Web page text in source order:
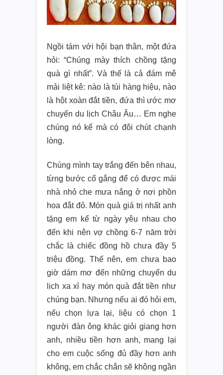
Ngồi tám với hội bạn thân, một đứa
hỏi: “Chúng mày thích chồng tặng
quà gì nhất”. Và thế là cả đám mê
mải liệt kê: nào là túi hàng hiệu, nào
là hột xoàn đắt tiền, đứa thì ước mơ
chuyến du lịch Châu Âu… Em nghe
chúng nó kể mà có đôi chút chạnh
lòng.
Chúng mình tay trắng đến bên nhau,
từng bước cố gắng để có được mái
nhà nhỏ che mưa nắng ở nơi phồn
hoa đắt đỏ. Món quà giá trị nhất anh
tặng em kể từ ngày yêu nhau cho
đến khi nên vợ chồng 6-7 năm trời
chắc là chiếc đồng hồ chưa đầy 5
triệu đồng. Thế nên, em chưa bao
giờ dám mơ đến những chuyến du
lịch xa xỉ hay món quà đắt tiền như
chúng bạn. Nhưng nếu ai đó hỏi em,
nếu chọn lựa lại, liệu có chọn 1
người đàn ông khác giỏi giang hơn
anh, nhiều tiền hơn anh, mang lại
cho em cuộc sống đủ đầy hơn anh
không, em chắc chắn sẽ không ngần